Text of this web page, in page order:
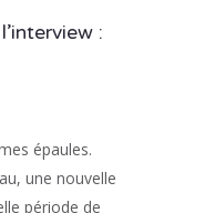
:
épaules.
une nouvelle
période de